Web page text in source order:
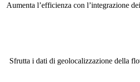
Aumenta l’efficienza con l’integrazione
Sfrutta i dati di geolocalizzazione della